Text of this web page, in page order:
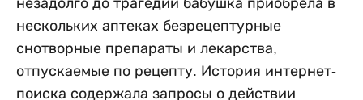
нескольких аптеках безрецептурные
снотворные препараты и лекарства,
отпускаемые по рецепту. История интернет-
поиска содержала запросы о действии